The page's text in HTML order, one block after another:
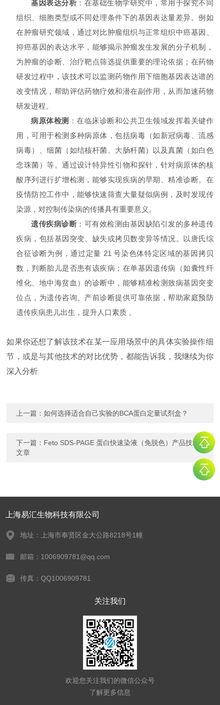
基因表达分析 ：在基础生物学研究中，常用于探究不同
组织、细胞类型或不同处理条件下的基因表达量差异。例如
在肿瘤研究领域，通过对比肿瘤组织与正常组织中癌基因、
抑癌基因的表达水平，能够揭示肿瘤发生发展的分子机制，
为肿瘤的诊断、治疗靶点筛选提供重要的理论依据；在药物
研发过程中，该技术可以监测药物作用下细胞基因表达谱的
改变情况，帮助评估药物疗效和潜在副作用，从而加速药物
研发进程。
病原体检测 ：在临床诊断和公共卫生领域发挥着关键作
用，可用于检测多种病原体，包括病毒（如新冠病毒、流感
病毒）、细菌（如结核杆菌、大肠杆菌）以及真菌（如白色
念珠菌）等。通过设计特异性引物和探针，针对病原体的核
酸序列进行扩增检测，能够实现疾病的早期、精准诊断。在
疫情防控工作中，能够快速筛查大量疑似病例，及时发现传
染源，对控制传染病的传播具有重要意义。
遗传疾病诊断 ：可有效检测由基因缺陷引发的多种遗传
疾病，包括基因突变、缺失或拷贝数变异等情况。以唐氏综
合征诊断为例，通过定量 21 号染色体特定区域的基因拷贝
数，判断胎儿是否患有该疾病；在单基因遗传病（如囊性纤
维化、地中海贫血）的诊断中，能够精准检测致病基因突变
位点，为遗传咨询、产前诊断提供可靠依据，帮助家庭预防
遗传疾病患儿出生，提升人口素质 。
如果你还想了解该技术在某一应用场景中的具体实验操作细
节，或是与其他技术的对比优势，都能告诉我，我继续为你
深入分析
上一篇：如何选择适合自己实验的BCA蛋白定量试剂盒？
下一篇： Feto SDS-PAGE 蛋白快速染液（免脱色）产品技术
文章
上海易汇生物科技有限公司
地址：上海市奉贤区金大公路8218号1幢
邮箱：1006909781@qq.com
传真：QQ1006909781
关注我们
欢迎您关注我们的微信公众号
了解更多信息